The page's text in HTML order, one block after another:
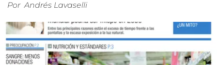
Por Andrés Lavaselli